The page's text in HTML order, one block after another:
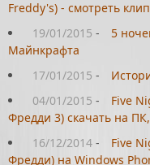
Freddy's) - смотреть
19/01/2015 -
5
Майнкрафта
17/01/2015 -
04/01/2015 -
Five
Фредди 3) скачать на
16/12/2014 -
Five
Фредди) на Windows